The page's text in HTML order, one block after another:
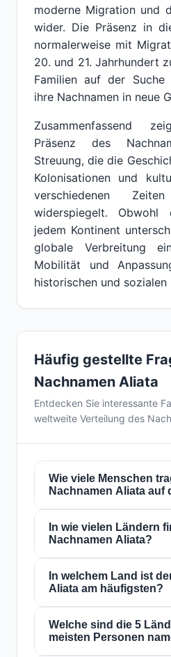
moderne Migration und
wider. Die Präsenz in
normalerweise mit
20. und 21. Jahrhundert
Familien auf der Suche
ihre Nachnamen in neue
Zusammenfassend
Präsenz des
Streuung, die die
Kolonisationen und
verschiedenen
widerspiegelt.
jedem Kontinent
globale Verbreitung
Mobilität und
historischen und sozialen
Häufig gestellte
Nachnamen Aliata
Entdecken Sie interessante
weltweite Verteilung des
Wie viele Menschen
Nachnamen Aliata auf
Derzeit gibt es weltweit
mit dem NachnamenAliata
dass etwa 1 von
Welt diesen Nachnamen
Ländernpräsent, was
Verbreitung widerspiegelt.
In wie vielen Ländern
Nachnamen Aliata?
Der NachnameAliataist
ganzen Welt präsent. Dies
einen Nachnamen mit
Präsenz in mehreren
historische Migrations- und
In welchem Land ist
Aliata am häufigsten?
Der NachnameAliataist
Argentinien, wo ihn etwa
Welche sind die 5
meisten Personen